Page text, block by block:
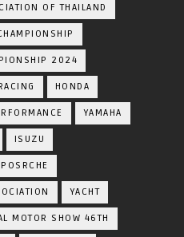
OF THAILAND
2024
HONDA
YAMAHA
ISUZU
POSRCHE
YACHT
MOTOR SHOW 46TH